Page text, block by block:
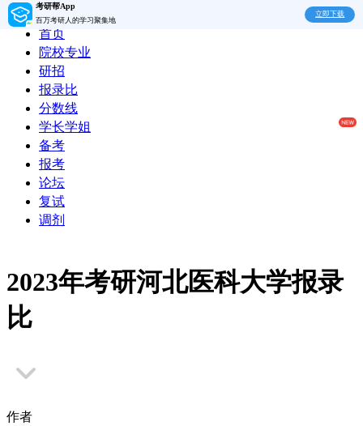
考研帮App
百万考研人的学习聚集地
立即下载
首页
院校专业
研招
报录比
分数线
学长学姐
备考
报考
论坛
复试
调剂
2023年考研河北医科大学报录
比
作者